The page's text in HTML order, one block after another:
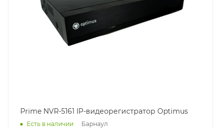
Prime NVR-5161 IP-видеорегистратор Optimus
Есть в наличии Барнаул